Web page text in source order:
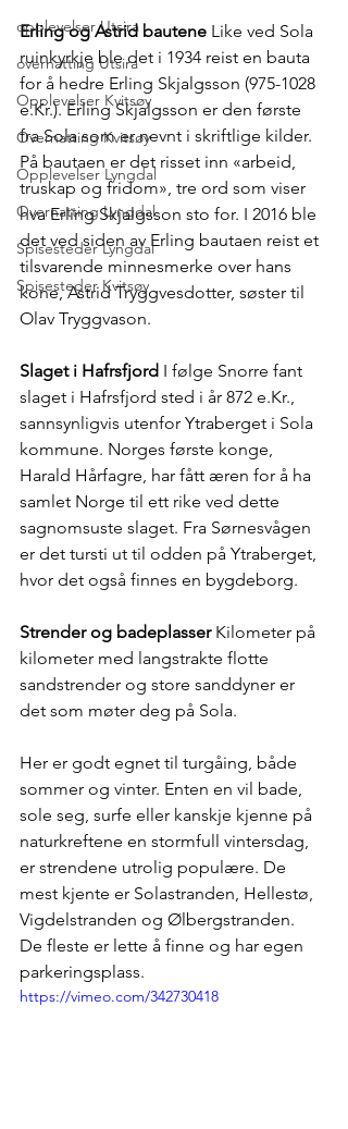
opplevelser Utsira
overnatting Utsira
Opplevelser Kvitsøy
Overnatting Kvitsøy
Opplevelser Lyngdal
Overnatting Lyngdal
Spisesteder Lyngdal
Spisesteder Kvitsøy
Erling og Astrid bautene Like ved Sola
ruinkyrkje ble det i 1934 reist en bauta
for å hedre Erling Skjalgsson (975-1028
e.Kr.). Erling Skjalgsson er den første
fra Sola som er nevnt i skriftlige kilder.
På bautaen er det risset inn «arbeid,
truskap og fridom», tre ord som viser
hva Erling Skjalgsson sto for. I 2016 ble
det ved siden av Erling bautaen reist et
tilsvarende minnesmerke over hans
kone, Astrid Tryggvesdotter, søster til
Olav Tryggvason.
Slaget i Hafrsfjord I følge Snorre fant
slaget i Hafrsfjord sted i år 872 e.Kr.,
sannsynligvis utenfor Ytraberget i Sola
kommune. Norges første konge,
Harald Hårfagre, har fått æren for å ha
samlet Norge til ett rike ved dette
sagnomsuste slaget. Fra Sørnesvågen
er det tursti ut til odden på Ytraberget,
hvor det også finnes en bygdeborg.
Strender og badeplasser Kilometer på
kilometer med langstrakte flotte
sandstrender og store sanddyner er
det som møter deg på Sola.
Her er godt egnet til turgåing, både
sommer og vinter. Enten en vil bade,
sole seg, surfe eller kanskje kjenne på
naturkreftene en stormfull vintersdag,
er strendene utrolig populære. De
mest kjente er Solastranden, Hellestø,
Vigdelstranden og Ølbergstranden.
De fleste er lette å finne og har egen
parkeringsplass.
https://vimeo.com/342730418